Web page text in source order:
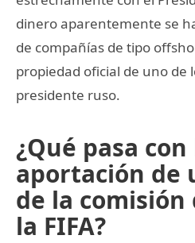
dinero aparentemente se
de compañías de tipo
propiedad oficial de uno de
presidente ruso.
¿Qué pasa con
aportación de
de la comisión
la FIFA?